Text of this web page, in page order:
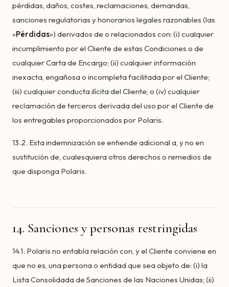
pérdidas, daños, costes, reclamaciones, demandas,
sanciones regulatorias y honorarios legales razonables (las
«Pérdidas») derivados de o relacionados con: (i) cualquier
incumplimiento por el Cliente de estas Condiciones o de
cualquier Carta de Encargo; (ii) cualquier información
inexacta, engañosa o incompleta facilitada por el Cliente;
(iii) cualquier conducta ilícita del Cliente; o (iv) cualquier
reclamación de terceros derivada del uso por el Cliente de
los entregables proporcionados por Polaris.
13.2. Esta indemnización se entiende adicional a, y no en
sustitución de, cualesquiera otros derechos o remedios de
que disponga Polaris.
14. Sanciones y personas restringidas
14.1. Polaris no entabla relación con, y el Cliente conviene en
que no es, una persona o entidad que sea objeto de: (i) la
Lista Consolidada de Sanciones de las Naciones Unidas; (ii)